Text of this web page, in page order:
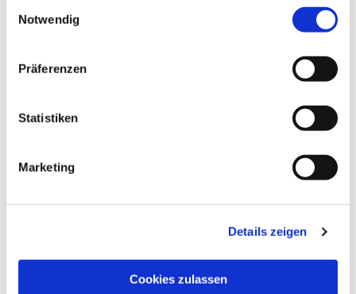
Notwendig
Präferenzen
Statistiken
Marketing
Details zeigen
Cookies zulassen